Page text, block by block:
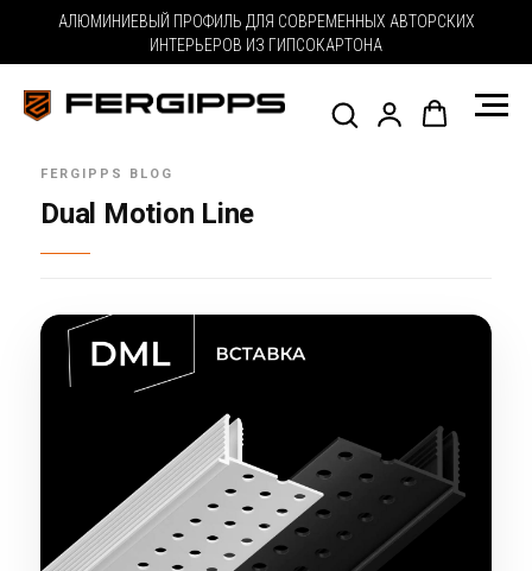
АЛЮМИНИЕВЫЙ ПРОФИЛЬ ДЛЯ СОВРЕМЕННЫХ АВТОРСКИХ
ИНТЕРЬЕРОВ ИЗ ГИПСОКАРТОНА
Dual Motion Line